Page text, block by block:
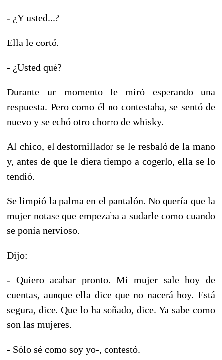
- ¿Y usted...?
Ella le cortó.
- ¿Usted qué?
Durante un momento le miró esperando una
respuesta. Pero como él no contestaba, se sentó de
nuevo y se echó otro chorro de whisky.
Al chico, el destornillador se le resbaló de la mano
y, antes de que le diera tiempo a cogerlo, ella se lo
tendió.
Se limpió la palma en el pantalón. No quería que la
mujer notase que empezaba a sudarle como cuando
se ponía nervioso.
Dijo:
- Quiero acabar pronto. Mi mujer sale hoy de
cuentas, aunque ella dice que no nacerá hoy. Está
segura, dice. Que lo ha soñado, dice. Ya sabe como
son las mujeres.
- Sólo sé como soy yo-, contestó.